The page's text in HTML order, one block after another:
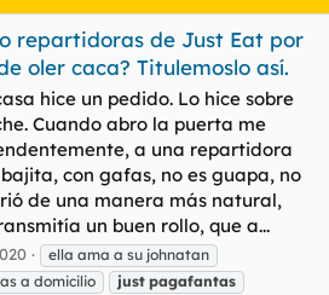
repartidoras de Just Eat por
oler caca? Titulemoslo así.
hice un pedido. Lo hice sobre
Cuando abro la puerta me
a una repartidora
con gafas, no es guapa, no
de una manera más natural,
un buen rollo, que a...
ella ama a su johnatan
a domicilio
just pagafantas